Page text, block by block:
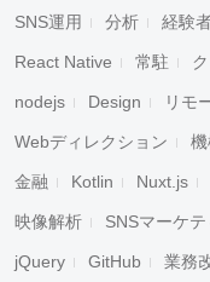
SNS運用 分析 経験
React Native 常駐
nodejs Design リモ
Webディレクション
金融 Kotlin Nuxt.js
映像解析 SNSマーケ
jQuery GitHub 業務